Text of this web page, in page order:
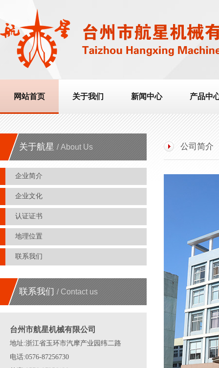
网站首页 关于我们 新闻中心 产品中
关于航星 / About Us
企业简介
企业文化
认证证书
地理位置
联系我们
联系我们 / Contact us
台州市航星机械有限公司
地址:浙江省玉环市汽摩产业园纬二路
电话:0576-87256730
公司简介